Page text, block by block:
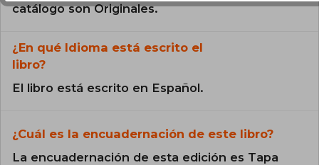
catálogo son Originales.
¿En qué Idioma está escrito el
libro?
El libro está escrito en Español.
¿Cuál es la encuadernación de este libro?
La encuadernación de esta edición es Tapa